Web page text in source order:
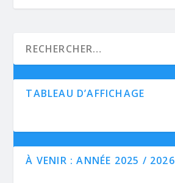
TABLEAU D’AFFICHAGE
À VENIR : ANNÉE 2025 / 2026